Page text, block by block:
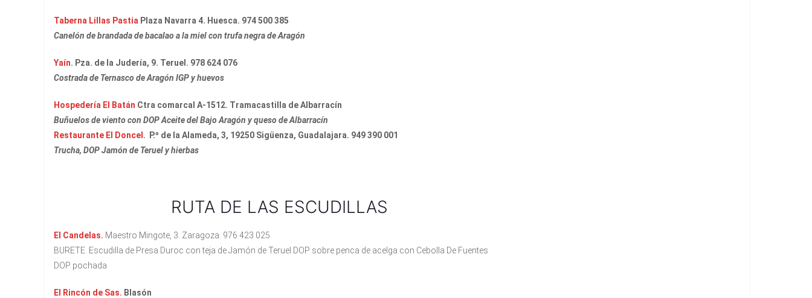
Taberna Lillas Pastia Plaza Navarra 4. Huesca. 974 500 385
Canelón de brandada de bacalao a la miel con trufa negra de Aragón
Yaín. Pza. de la Judería, 9. Teruel. 978 624 076
Costrada de Ternasco de Aragón IGP y huevos
Hospedería El Batán Ctra comarcal A-1512. Tramacastilla de Albarracín
Buñuelos de viento con DOP Aceite del Bajo Aragón y queso de Albarracín
Restaurante El Doncel.
P.º de la Alameda, 3, 19250 Sigüenza, Guadalajara. 949 390 001
Trucha, DOP Jamón de Teruel y hierbas
RUTA DE LAS ESCUDILLAS
El Candelas. Maestro Mingote, 3. Zaragoza. 976 423 025
BURETE. Escudilla de Presa Duroc con teja de Jamón de Teruel DOP sobre penca de acelga con Cebolla De Fuentes
DOP pochada
El Rincón de Sas. Blasón